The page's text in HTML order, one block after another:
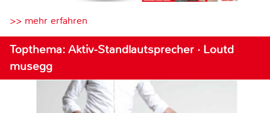
>> mehr erfahren
Topthema: Aktiv-Standlautsprecher · Loutd
musegg